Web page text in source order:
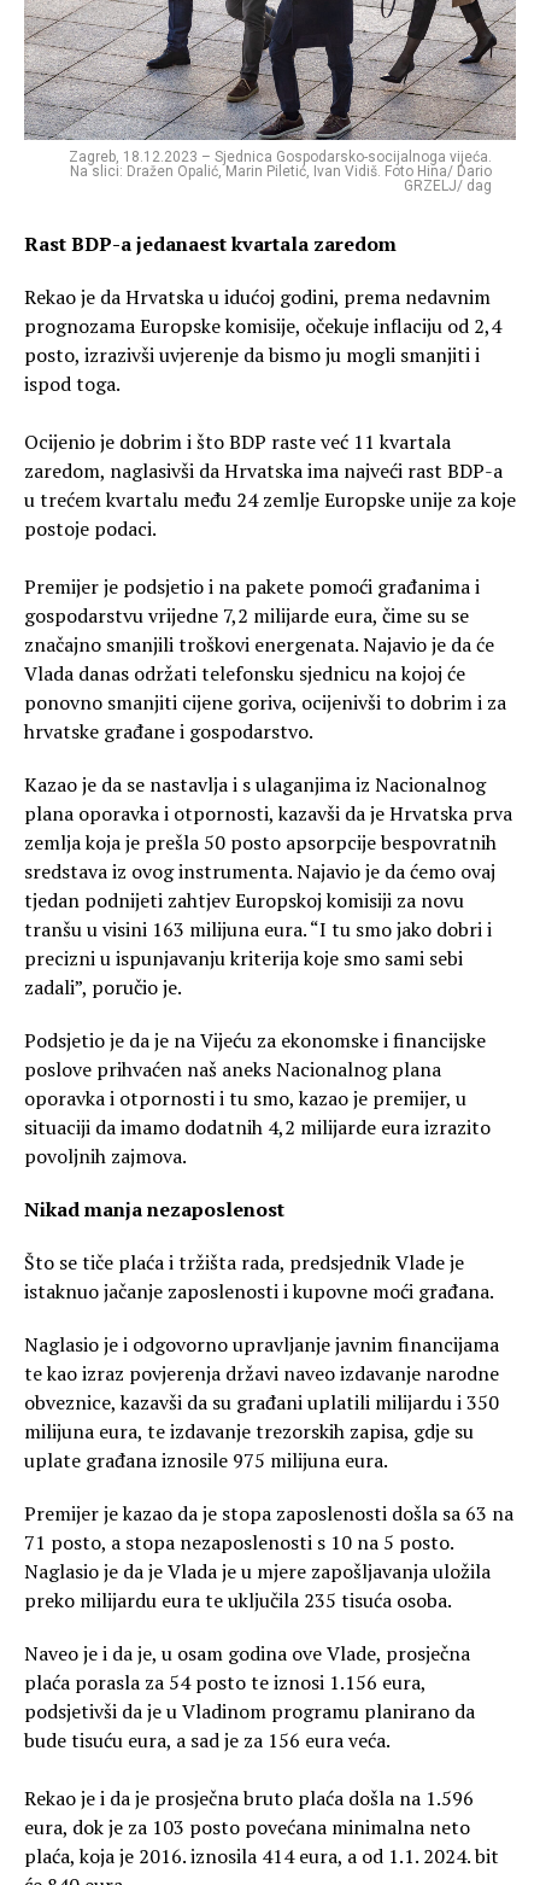
Zagreb, 18.12.2023 – Sjednica Gospodarsko-socijalnoga vijeća.
Na slici: Dražen Opalić, Marin Piletić, Ivan Vidiš. Foto Hina/ Dario
GRZELJ/ dag
Rast BDP-a jedanaest kvartala zaredom
Rekao je da Hrvatska u idućoj godini, prema nedavnim
prognozama Europske komisije, očekuje inflaciju od 2,4
posto, izrazivši uvjerenje da bismo ju mogli smanjiti i
ispod toga.
Ocijenio je dobrim i što BDP raste već 11 kvartala
zaredom, naglasivši da Hrvatska ima najveći rast BDP-a
u trećem kvartalu među 24 zemlje Europske unije za koje
postoje podaci.
Premijer je podsjetio i na pakete pomoći građanima i
gospodarstvu vrijedne 7,2 milijarde eura, čime su se
značajno smanjili troškovi energenata. Najavio je da će
Vlada danas održati telefonsku sjednicu na kojoj će
ponovno smanjiti cijene goriva, ocijenivši to dobrim i za
hrvatske građane i gospodarstvo.
Kazao je da se nastavlja i s ulaganjima iz Nacionalnog
plana oporavka i otpornosti, kazavši da je Hrvatska prva
zemlja koja je prešla 50 posto apsorpcije bespovratnih
sredstava iz ovog instrumenta. Najavio je da ćemo ovaj
tjedan podnijeti zahtjev Europskoj komisiji za novu
tranšu u visini 163 milijuna eura. “I tu smo jako dobri i
precizni u ispunjavanju kriterija koje smo sami sebi
zadali”, poručio je.
Podsjetio je da je na Vijeću za ekonomske i financijske
poslove prihvaćen naš aneks Nacionalnog plana
oporavka i otpornosti i tu smo, kazao je premijer, u
situaciji da imamo dodatnih 4,2 milijarde eura izrazito
povoljnih zajmova.
Nikad manja nezaposlenost
Što se tiče plaća i tržišta rada, predsjednik Vlade je
istaknuo jačanje zaposlenosti i kupovne moći građana.
Naglasio je i odgovorno upravljanje javnim financijama
te kao izraz povjerenja državi naveo izdavanje narodne
obveznice, kazavši da su građani uplatili milijardu i 350
milijuna eura, te izdavanje trezorskih zapisa, gdje su
uplate građana iznosile 975 milijuna eura.
Premijer je kazao da je stopa zaposlenosti došla sa 63 na
71 posto, a stopa nezaposlenosti s 10 na 5 posto.
Naglasio je da je Vlada je u mjere zapošljavanja uložila
preko milijardu eura te uključila 235 tisuća osoba.
Naveo je i da je, u osam godina ove Vlade, prosječna
plaća porasla za 54 posto te iznosi 1.156 eura,
podsjetivši da je u Vladinom programu planirano da
bude tisuću eura, a sad je za 156 eura veća.
Rekao je i da je prosječna bruto plaća došla na 1.596
eura, dok je za 103 posto povećana minimalna neto
plaća, koja je 2016. iznosila 414 eura, a od 1.1. 2024. bit